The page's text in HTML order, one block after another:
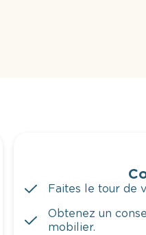
Faites le tour de
Obtenez un
mobilier.